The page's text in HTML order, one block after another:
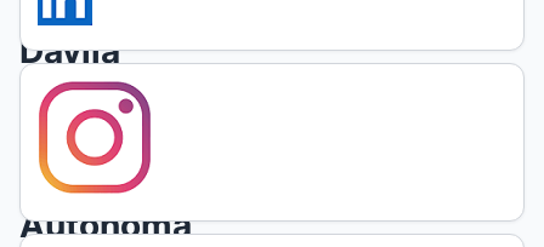
Dávila
editores,
Barcelona-
Ciudad
Autónoma